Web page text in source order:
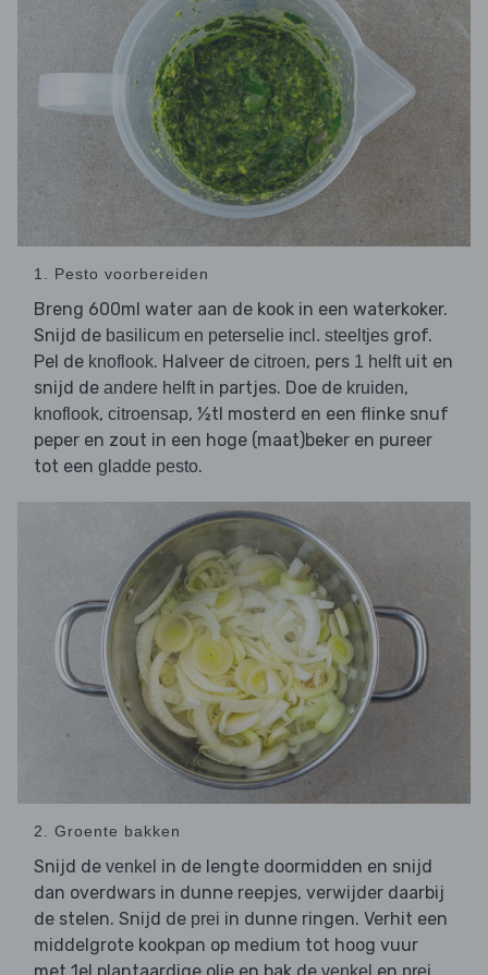
1. Pesto voorbereiden
Breng 600ml water aan de kook in een waterkoker.
Snijd de basilicum en peterselie incl. steeltjes grof.
Pel de knoflook. Halveer de citroen, pers 1 helft uit en
snijd de andere helft in partjes. Doe de kruiden,
knoflook, citroensap, ½tl mosterd en een flinke snuf
peper en zout in een hoge (maat)beker en pureer
tot een gladde pesto.
2. Groente bakken
Snijd de venkel in de lengte doormidden en snijd
dan overdwars in dunne reepjes, verwijder daarbij
de stelen. Snijd de prei in dunne ringen. Verhit een
middelgrote kookpan op medium tot hoog vuur
venkel prei